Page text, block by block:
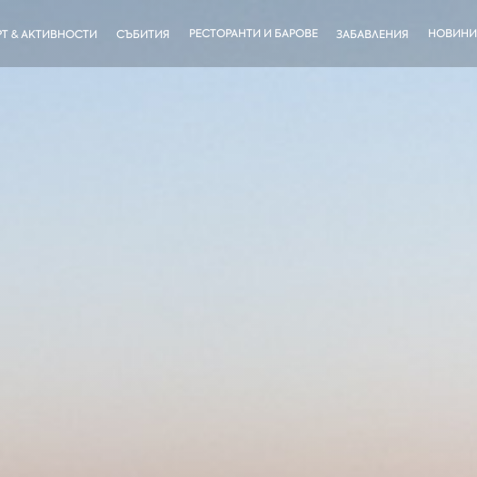
& АКТИВНОСТИ СЪБИТИЯ РЕСТОРАНТИ И БАРОВЕ ЗАБАВЛЕНИЯ НОВИНИ